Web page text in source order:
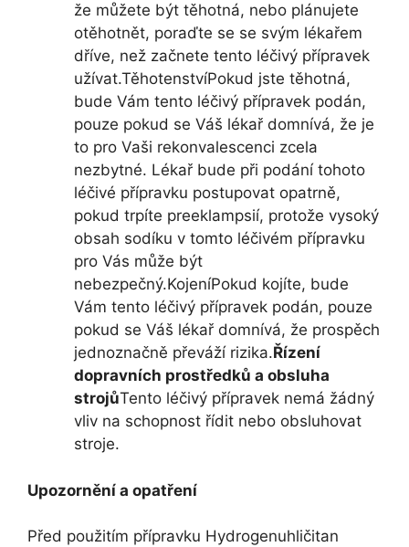
že můžete být těhotná, nebo plánujete
otěhotnět, poraďte se se svým lékařem
dříve, než začnete tento léčivý přípravek
užívat.TěhotenstvíPokud jste těhotná,
bude Vám tento léčivý přípravek podán,
pouze pokud se Váš lékař domnívá, že je
to pro Vaši rekonvalescenci zcela
nezbytné. Lékař bude při podání tohoto
léčivé přípravku postupovat opatrně,
pokud trpíte preeklampsií, protože vysoký
obsah sodíku v tomto léčivém přípravku
pro Vás může být
nebezpečný.KojeníPokud kojíte, bude
Vám tento léčivý přípravek podán, pouze
pokud se Váš lékař domnívá, že prospěch
jednoznačně převáží rizika.Řízení
dopravních prostředků a obsluha
strojůTento léčivý přípravek nemá žádný
vliv na schopnost řídit nebo obsluhovat
stroje.
Upozornění a opatření
Před použitím přípravku Hydrogenuhličitan